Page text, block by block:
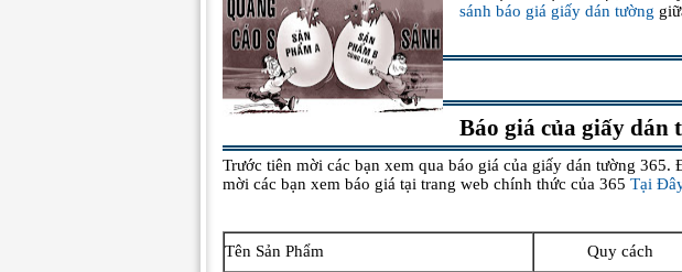
sánh báo giá giấy dán tường
Báo giá của giấy dán
Trước tiên mời các bạn xem qua báo giá của giấy dán tường
mời các bạn xem báo giá tại trang web chính thức của 365 Tại
Tên Sản Phẩm Quy cách